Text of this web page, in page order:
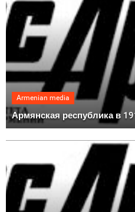
Armenian media
Армянская республика в